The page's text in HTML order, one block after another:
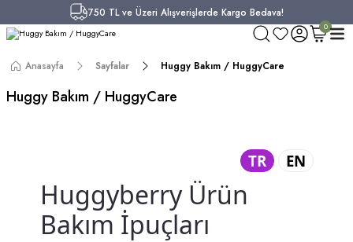
750 TL ve Üzeri Alışverişlerde Kargo Bedava!
0
Anasayfa Sayfalar Huggy Bakım / HuggyCare
Huggy Bakım / HuggyCare
TR EN
Huggyberry Ürün
Bakım İpuçları